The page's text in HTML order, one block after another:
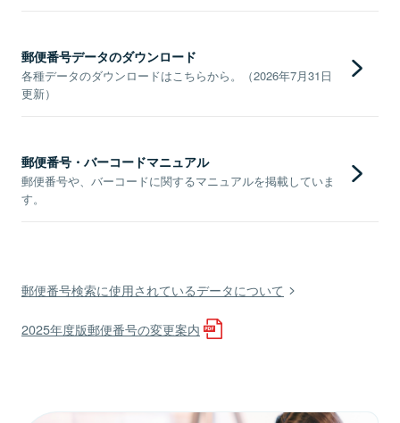
郵便番号データのダウンロード
各種データのダウンロードはこちらから。（2026年7月31日
更新）
郵便番号・バーコードマニュアル
郵便番号や、バーコードに関するマニュアルを掲載していま
す。
郵便番号検索に使用されているデータについて
2025年度版郵便番号の変更案内